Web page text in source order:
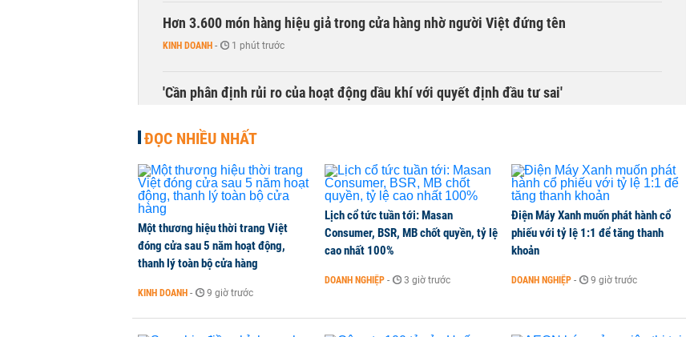
Hơn 3.600 món hàng hiệu giả trong cửa hàng nhờ người Việt đứng tên
KINH DOANH - 1 phút trước
'Cần phân định rủi ro của hoạt động dầu khí với quyết định đầu tư sai'
ĐỌC NHIỀU NHẤT
Một thương hiệu thời trang Việt
đóng cửa sau 5 năm hoạt động,
thanh lý toàn bộ cửa hàng
KINH DOANH - 9 giờ trước
Lịch cổ tức tuần tới: Masan
Consumer, BSR, MB chốt quyền, tỷ lệ
cao nhất 100%
DOANH NGHIỆP - 3 giờ trước
Điện Máy Xanh muốn phát hành cổ
phiếu với tỷ lệ 1:1 để tăng thanh
khoản
DOANH NGHIỆP - 9 giờ trước